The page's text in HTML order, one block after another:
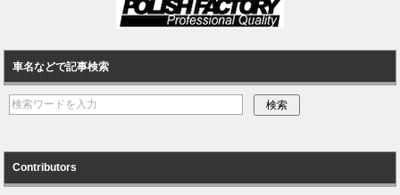
車名などで記事検索
Contributors